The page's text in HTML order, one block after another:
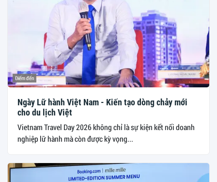
Điểm đến
Ngày Lữ hành Việt Nam - Kiến tạo dòng chảy mới
cho du lịch Việt
Vietnam Travel Day 2026 không chỉ là sự kiện kết nối doanh
nghiệp lữ hành mà còn được kỳ vọng...